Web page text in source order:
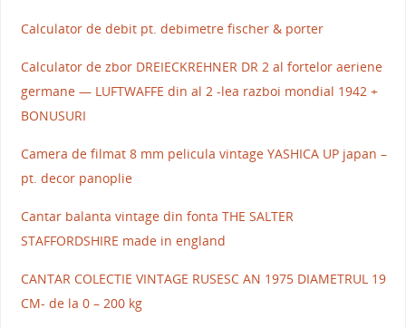
Calculator de debit pt. debimetre fischer & porter
Calculator de zbor DREIECKREHNER DR 2 al fortelor aeriene
germane — LUFTWAFFE din al 2 -lea razboi mondial 1942 +
BONUSURI
Camera de filmat 8 mm pelicula vintage YASHICA UP japan –
pt. decor panoplie
Cantar balanta vintage din fonta THE SALTER
STAFFORDSHIRE made in england
CANTAR COLECTIE VINTAGE RUSESC AN 1975 DIAMETRUL 19
CM- de la 0 – 200 kg